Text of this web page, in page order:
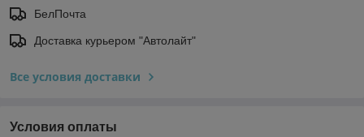
БелПочта
Доставка курьером "Автолайт"
Все условия доставки
Условия оплаты